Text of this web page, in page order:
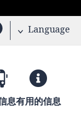
Language
息有用的信息